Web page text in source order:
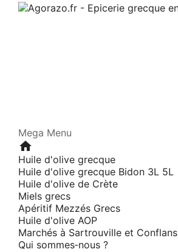
Mega Menu
home
Huile d'olive grecque
Huile d'olive grecque Bidon 3L 5L
Huile d'olive de Crète
Miels grecs
Apéritif Mezzés Grecs
Huile d'olive AOP
Marchés à Sartrouville et Conflans
Qui sommes‑nous ?